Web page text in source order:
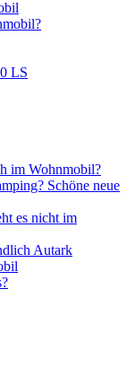
LS
im Wohnmobil?
Schöne neue
es nicht im
Autark